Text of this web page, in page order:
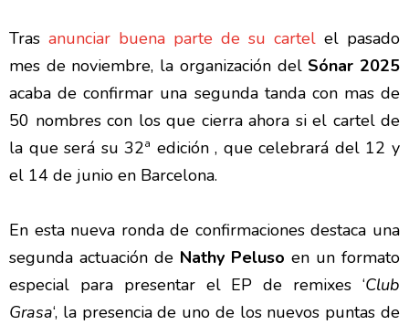
Tras anunciar buena parte de su cartel el pasado
mes de noviembre, la organización del Sónar 2025
acaba de confirmar una segunda tanda con mas de
50 nombres con los que cierra ahora si el cartel de
la que será su 32ª edición , que celebrará del 12 y
el 14 de junio en Barcelona.
En esta nueva ronda de confirmaciones destaca una
segunda actuación de Nathy Peluso en un formato
especial para presentar el EP de remixes ‘Club
Grasa‘, la presencia de uno de los nuevos puntas de